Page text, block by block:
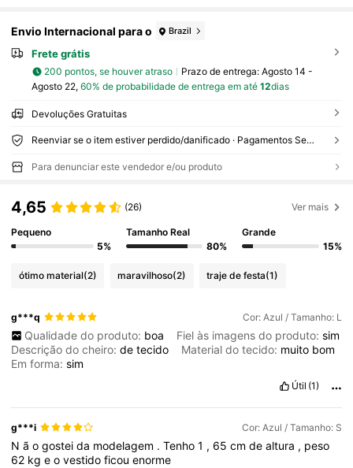
Envio Internacional para o Brazil
Frete grátis
200 pontos, se houver atraso Prazo de entrega: Agosto 14 -
Agosto 22, 60% de probabilidade de entrega em até 12dias
Devoluções Gratuitas
Reenviar se o item estiver perdido/danificado · Pagamentos Seguros · Proteção de privacidade
Para denunciar este vendedor e/ou produto
4,65 (26) Ver mais
Pequeno
5%
Tamanho Real
80%
Grande
15%
ótimo material(2) maravilhoso(2) traje de festa(1)
g***q Cor: Azul / Tamanho: L
Qualidade do produto: boa Fiel às imagens do produto: sim
Descrição do cheiro:detecido Material do tecido: muito bom
Em forma:sim
Útil (1)
g***i Cor: Azul / Tamanho: S
Nãogosteida modelagem .Tenho1 , 65cmdealtura , peso
62 kgeovestidoficouenorme